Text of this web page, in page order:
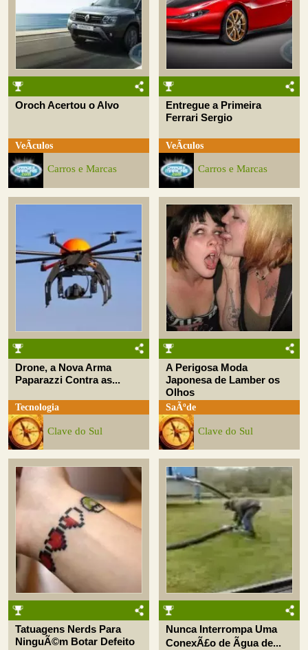
Oroch Acertou o Alvo
VeÃ­culos
Carros e Marcas
Entregue a Primeira
Ferrari Sergio
VeÃ­culos
Carros e Marcas
Drone, a Nova Arma
Paparazzi Contra as...
Tecnologia
Clave do Sul
A Perigosa Moda
Japonesa de Lamber os
Olhos
SaÃºde
Clave do Sul
Tatuagens Nerds Para
NinguÃ©m Botar Defeito
Nunca Interrompa Uma
ConexÃ£o de Ãgua de...